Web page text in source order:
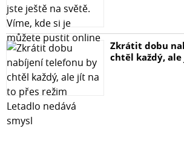
Zkrátit dobu
chtěl každý,